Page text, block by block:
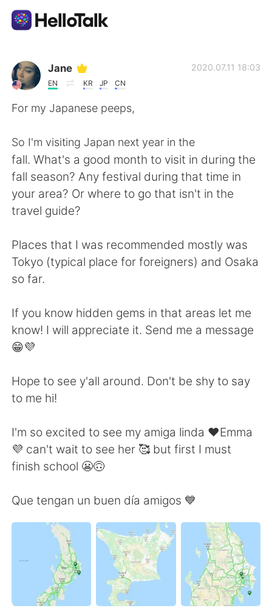
แอปแลกเปลี่ยนทางภาษา
AI Grammar Checker
English 简体中文
繁體中文
العربية Français
Deutsch
한국어 Русский
Indonesia Italiano
Português
Jane
EN KR JP CN
2020.07.11 18:03
For my Japanese peeps,
So I'm visiting Japan next year in the
fall. What's a good month to visit in during the
fall season? Any festival during that time in
your area? Or where to go that isn't in the
travel guide?
Places that I was recommended mostly was
Tokyo (typical place for foreigners) and Osaka
so far.
If you know hidden gems in that areas let me
know! I will appreciate it. Send me a message
😁💜
Hope to see y'all around. Don't be shy to say
to me hi!
I'm so excited to see my amiga linda ❤️Emma
💜 can't wait to see her 🥰 but first I must
finish school 😬🙃
Que tengan un buen día amigos 💙